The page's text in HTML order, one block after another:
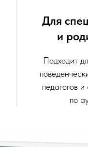
Для
и
Подходит
педагогов
по